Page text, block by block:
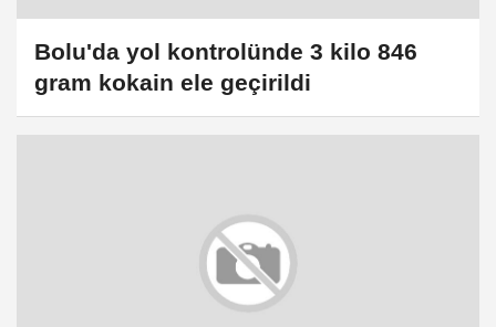
Bolu'da yol kontrolünde 3 kilo 846
gram kokain ele geçirildi